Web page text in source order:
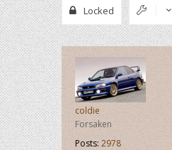
Locked
coldie
Forsaken
Posts: 2978